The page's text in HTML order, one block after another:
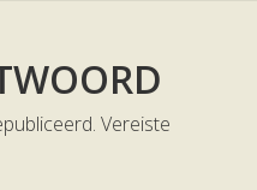
Vereiste